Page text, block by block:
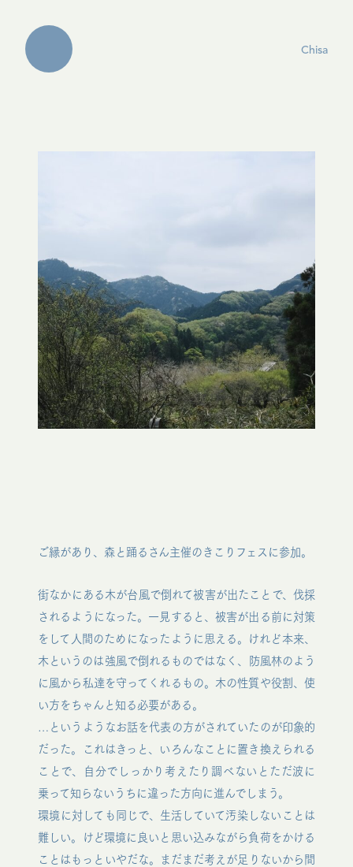
Chisa
ご縁があり、森と踊るさん主催のきこりフェスに参加。
街なかにある木が台風で倒れて被害が出たことで、伐採
されるようになった。一見すると、被害が出る前に対策
をして人間のためになったように思える。けれど本来、
木というのは強風で倒れるものではなく、防風林のよう
に風から私達を守ってくれるもの。木の性質や役割、使
い方をちゃんと知る必要がある。
…というようなお話を代表の方がされていたのが印象的
だった。これはきっと、いろんなことに置き換えられる
ことで、自分でしっかり考えたり調べないとただ波に
乗って知らないうちに違った方向に進んでしまう。
環境に対しても同じで、生活していて汚染しないことは
難しい。けど環境に良いと思い込みながら負荷をかける
ことはもっといやだな。まだまだ考えが足りないから間